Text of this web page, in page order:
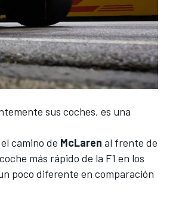
sus coches, es una
camino de McLaren al frente de
más rápido de la F1 en los
poco diferente en comparación